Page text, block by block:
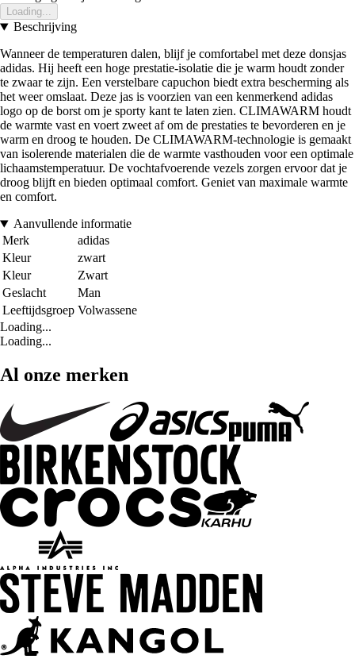
Loading...
Beschrijving
Wanneer de temperaturen dalen, blijf je comfortabel met deze donsjas
adidas. Hij heeft een hoge prestatie-isolatie die je warm houdt zonder
te zwaar te zijn. Een verstelbare capuchon biedt extra bescherming als
het weer omslaat. Deze jas is voorzien van een kenmerkend adidas
logo op de borst om je sporty kant te laten zien. CLIMAWARM houdt
de warmte vast en voert zweet af om de prestaties te bevorderen en je
warm en droog te houden. De CLIMAWARM-technologie is gemaakt
van isolerende materialen die de warmte vasthouden voor een optimale
lichaamstemperatuur. De vochtafvoerende vezels zorgen ervoor dat je
droog blijft en bieden optimaal comfort. Geniet van maximale warmte
en comfort.
Aanvullende informatie
Merk
adidas
Kleur
zwart
Kleur
Zwart
Geslacht
Man
Leeftijdsgroep Volwassene
Loading...
Loading...
Al onze merken